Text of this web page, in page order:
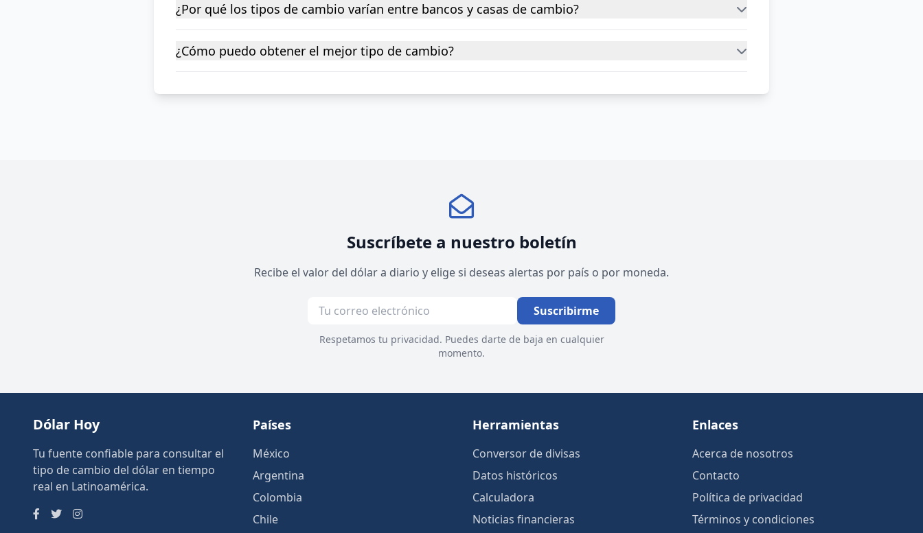
¿Por qué los tipos de cambio varían entre bancos y casas de cambio?
¿Cómo puedo obtener el mejor tipo de cambio?
Suscríbete a nuestro boletín
Recibe el valor del dólar a diario y elige si deseas alertas por país o por moneda.
Suscribirme
Respetamos tu privacidad. Puedes darte de baja en cualquier
momento.
Dólar Hoy
Tu fuente confiable para consultar el
tipo de cambio del dólar en tiempo
real en Latinoamérica.
Países
México
Argentina
Colombia
Chile
Herramientas
Conversor de divisas
Datos históricos
Calculadora
Noticias financieras
Enlaces
Acerca de nosotros
Contacto
Política de privacidad
Términos y condiciones